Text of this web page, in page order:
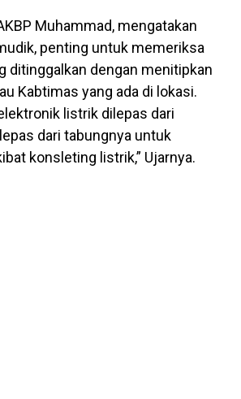
Muhammad, mengatakan
penting untuk memeriksa
ditinggalkan dengan menitipkan
Kabtimas yang ada di lokasi.
listrik dilepas dari
dari tabungnya untuk
konsleting listrik,” Ujarnya.